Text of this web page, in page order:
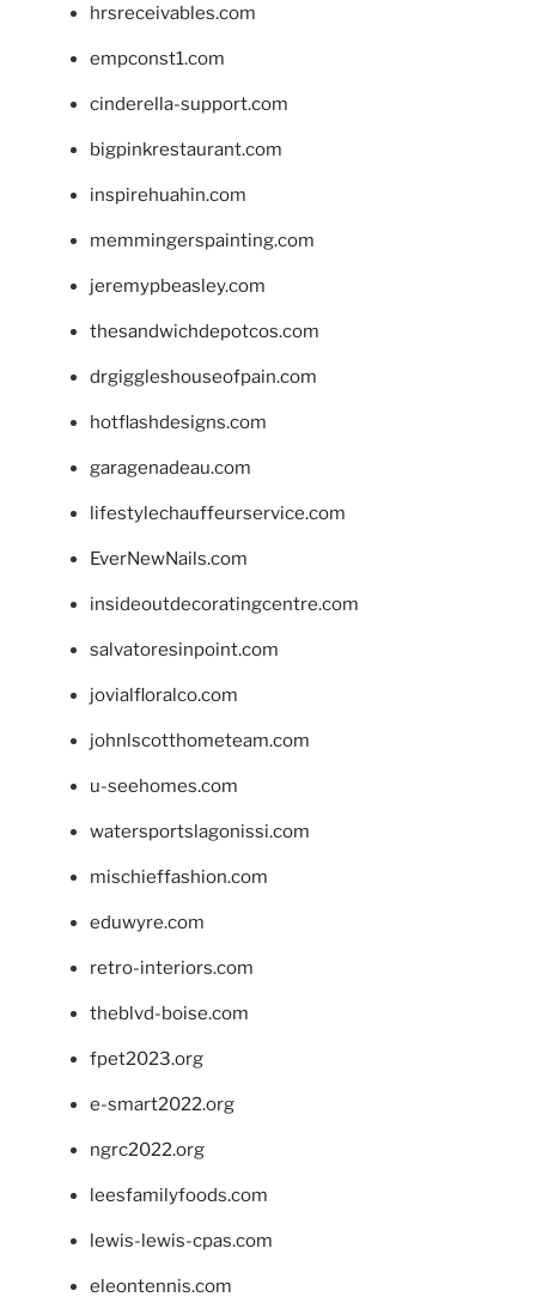
hrsreceivables.com
empconst1.com
cinderella-support.com
bigpinkrestaurant.com
inspirehuahin.com
memmingerspainting.com
jeremypbeasley.com
thesandwichdepotcos.com
drgiggleshouseofpain.com
hotflashdesigns.com
garagenadeau.com
lifestylechauffeurservice.com
EverNewNails.com
insideoutdecoratingcentre.com
salvatoresinpoint.com
jovialfloralco.com
johnlscotthometeam.com
u-seehomes.com
watersportslagonissi.com
mischieffashion.com
eduwyre.com
retro-interiors.com
theblvd-boise.com
fpet2023.org
e-smart2022.org
ngrc2022.org
leesfamilyfoods.com
lewis-lewis-cpas.com
eleontennis.com